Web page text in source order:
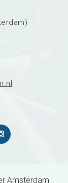
Amsterdam,